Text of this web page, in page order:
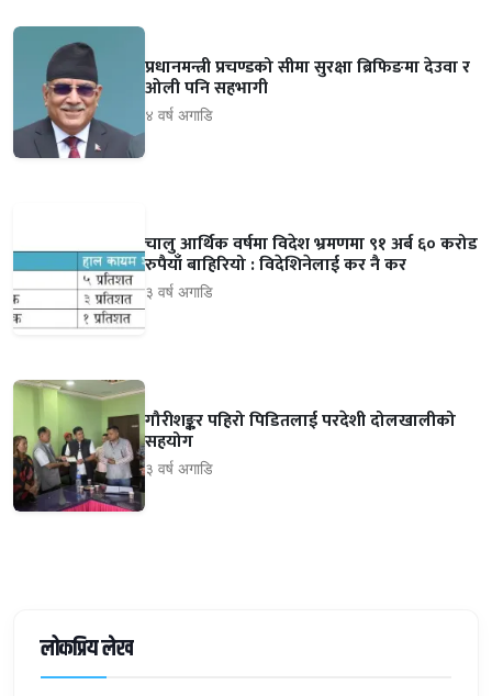
प्रधानमन्त्री प्रचण्डको सीमा सुरक्षा ब्रिफिङमा देउवा र
ओली पनि सहभागी
४ वर्ष अगाडि
चालु आर्थिक वर्षमा विदेश भ्रमणमा ९१ अर्ब ६० करोड
रुपैयाँ बाहिरियो : विदेशिनेलाई कर नै कर
३ वर्ष अगाडि
गौरीशङ्कर पहिरो पिडितलाई परदेशी दोलखालीको
सहयोग
३ वर्ष अगाडि
लोकप्रिय लेख